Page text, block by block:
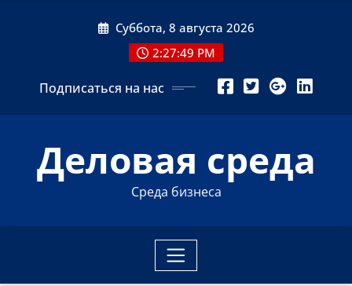
Суббота, 8 августа 2026
2:27:50 PM
Подписаться на нас
Деловая среда
Среда бизнеса